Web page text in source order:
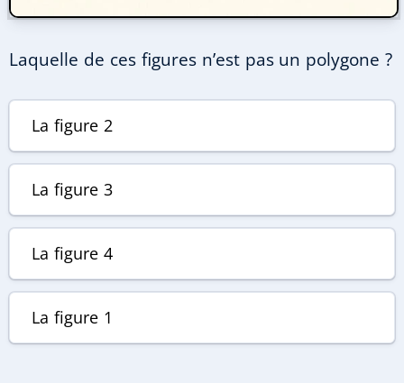
Laquelle de ces figures n’est pas un polygone ?
La figure 2
La figure 3
La figure 4
La figure 1